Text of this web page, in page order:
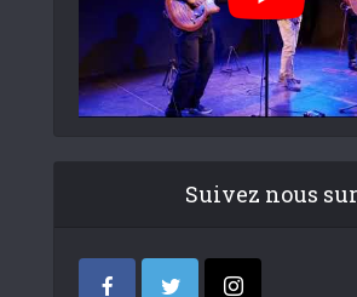
Suivez nous sur